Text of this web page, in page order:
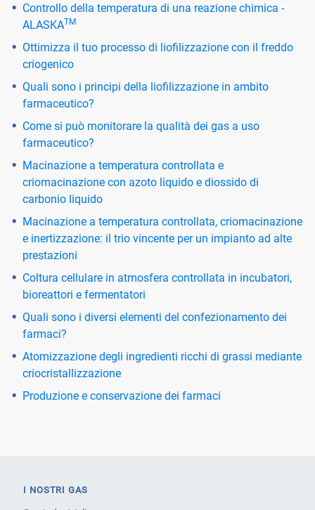
Controllo della temperatura di una reazione chimica -
ALASKATM
Ottimizza il tuo processo di liofilizzazione con il freddo
criogenico
Quali sono i principi della liofilizzazione in ambito
farmaceutico?
Come si può monitorare la qualità dei gas a uso
farmaceutico?
Macinazione a temperatura controllata e
criomacinazione con azoto liquido e diossido di
carbonio liquido
Macinazione a temperatura controllata, criomacinazione
e inertizzazione: il trio vincente per un impianto ad alte
prestazioni
Coltura cellulare in atmosfera controllata in incubatori,
bioreattori e fermentatori
Quali sono i diversi elementi del confezionamento dei
farmaci?
Atomizzazione degli ingredienti ricchi di grassi mediante
criocristallizzazione
Produzione e conservazione dei farmaci
I NOSTRI GAS